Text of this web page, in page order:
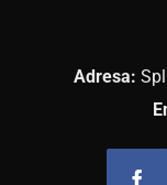
Adresa: